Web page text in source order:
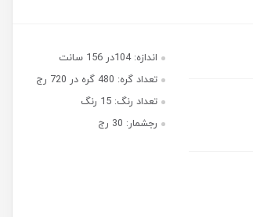
اندازه: 104در 156 سانت
تعداد گره: 480 گره در 720 رج
تعداد رنگ: 15 رنگ
رجشمار: 30 رج